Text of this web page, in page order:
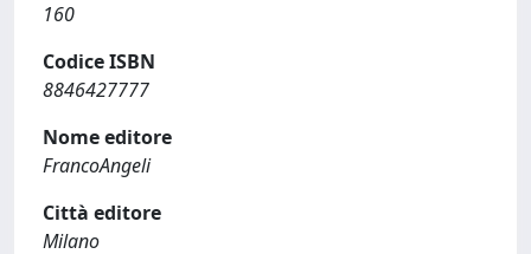
160
Codice ISBN
8846427777
Nome editore
FrancoAngeli
Città editore
Milano